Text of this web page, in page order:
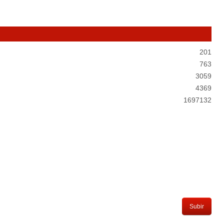
201
763
3059
4369
1697132
Subir